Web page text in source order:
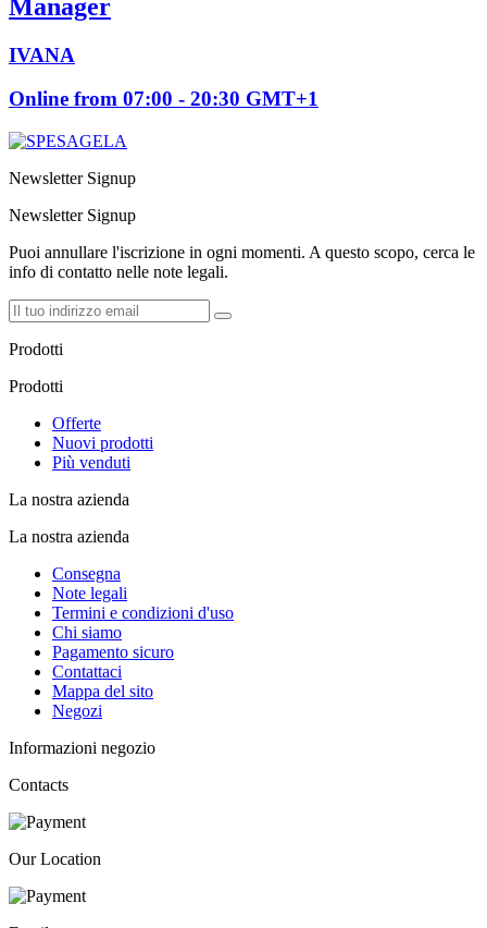
Manager
IVANA
Online from 07:00 - 20:30 GMT+1
Newsletter Signup
Newsletter Signup
Puoi annullare l'iscrizione in ogni momenti. A questo scopo, cerca le
info di contatto nelle note legali.
Prodotti
Prodotti
Offerte
Nuovi prodotti
Più venduti
La nostra azienda
La nostra azienda
Consegna
Note legali
Termini e condizioni d'uso
Chi siamo
Pagamento sicuro
Contattaci
Mappa del sito
Negozi
Informazioni negozio
Contacts
Our Location